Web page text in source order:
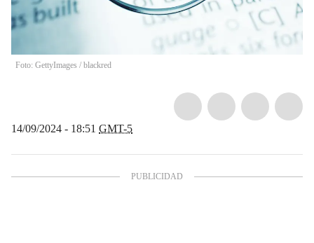
Foto: GettyImages / blackred
14/09/2024 - 18:51 GMT-5